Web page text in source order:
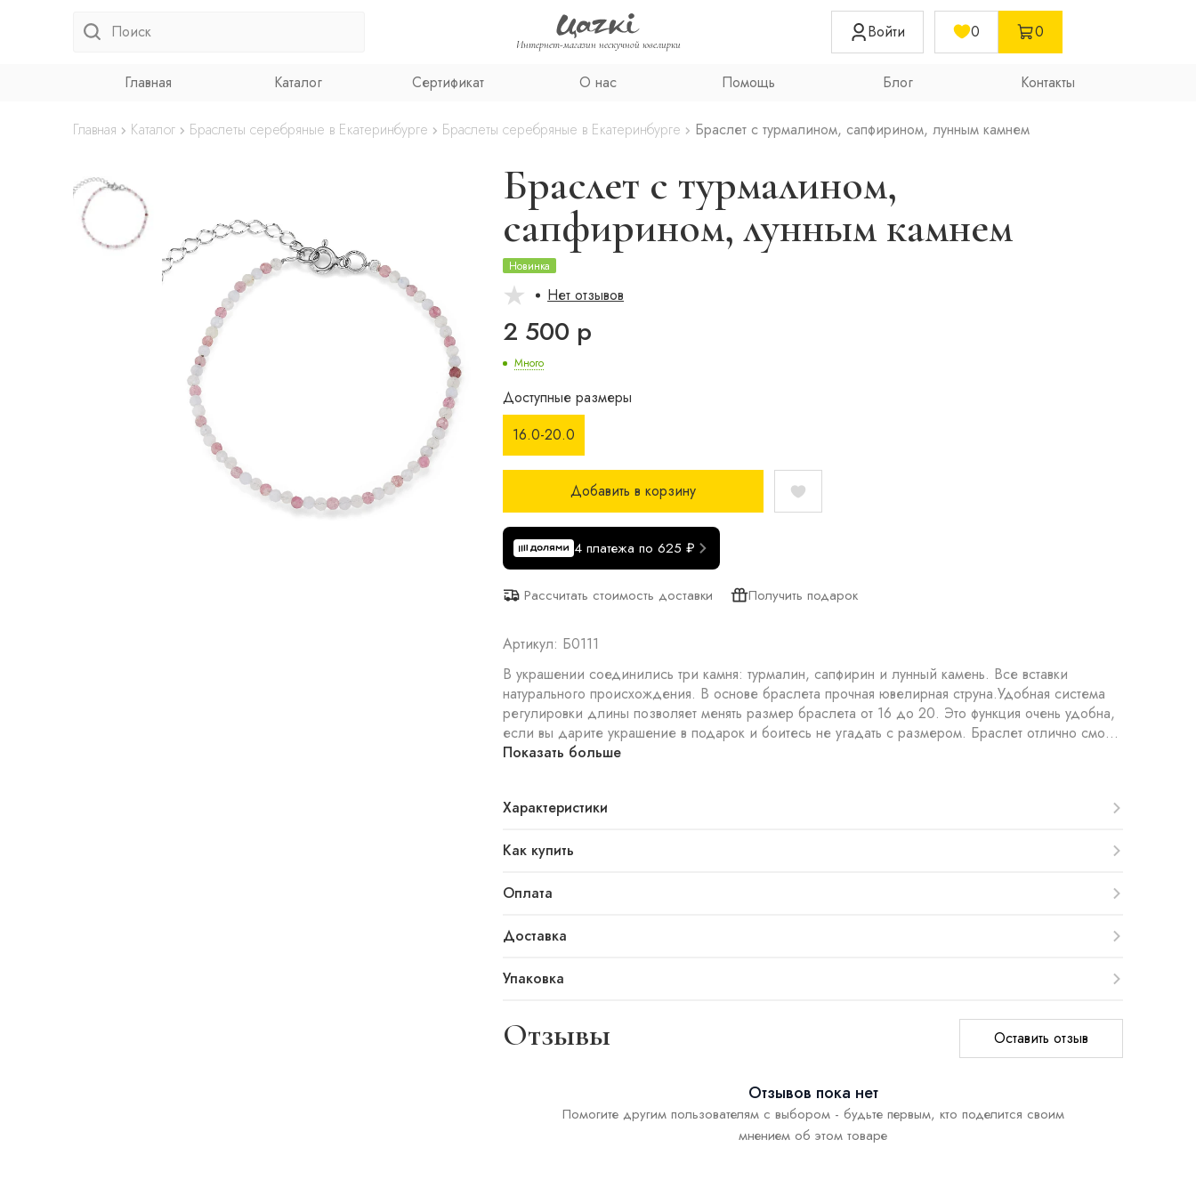
Интернет-магазин нескучной ювелирки
Войти 0 0
Главная Каталог Сертификат О нас Помощь Блог Контакты
Главная Каталог Браслеты серебряные в Екатеринбурге Браслеты серебряные в Екатеринбурге Браслет с турмалином, сапфирином, лунным камнем
Браслет с турмалином,
сапфирином, лунным камнем
Новинка
Нет отзывов
2 500 р
Много
Доступные размеры
16.0-20.0
Добавить в корзину
4 платежа по 625 ₽
Рассчитать стоимость доставки Получить подарок
Артикул: Б0111
В украшении соединились три камня: турмалин, сапфирин и лунный камень. Все вставки
натурального происхождения. В основе браслета прочная ювелирная струна.Удобная система
регулировки длины позволяет менять размер браслета от 16 до 20. Это функция очень удобна,
если вы дарите украшение в подарок и боитесь не угадать с размером. Браслет отлично смо...
Показать больше
Характеристики
Как купить
Оплата
Доставка
Упаковка
Отзывы Оставить отзыв
Отзывов пока нет
Помогите другим пользователям с выбором - будьте первым, кто поделится своим
мнением об этом товаре